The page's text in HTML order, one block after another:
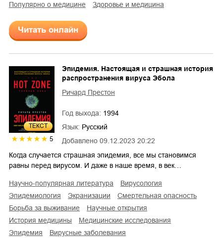
популярно о медицине
здоровье и медицина
Читать онлайн
ТЕКСТ
5 Добавлено 09.12.2023 20:22
Эпидемия. Настоящая и страшная история
распространения вируса Эбола
Ричард Престон
Год выхода: 1994
Язык: Русский
Когда случается страшная эпидемия, все мы становимся
равны перед вирусом. И даже в наше время, в век…
научно-популярная литература
вирусология
эпидемиология
экранизации
смертельная опасность
борьба за выживание
научные открытия
история медицины
медицинские исследования
эпидемия
вирусные заболевания